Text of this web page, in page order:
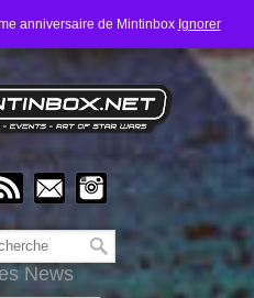
anniversaire de Mintinbox Ignorer
News